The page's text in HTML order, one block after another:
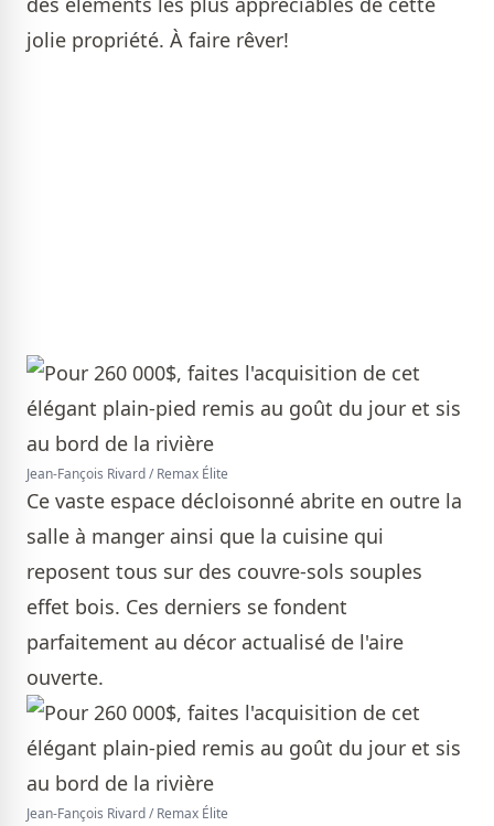
jolie propriété. À faire rêver!
Jean-Fançois Rivard / Remax Élite
Ce vaste espace décloisonné abrite en outre la
salle à manger ainsi que la cuisine qui
reposent tous sur des couvre-sols souples
effet bois. Ces derniers se fondent
parfaitement au décor actualisé de l'aire
ouverte.
Jean-Fançois Rivard / Remax Élite